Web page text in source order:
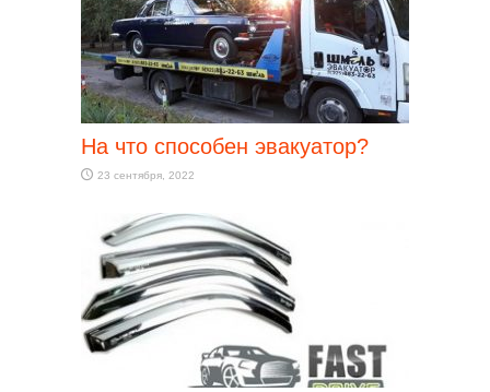
На что способен эвакуатор?
23 сентября, 2022